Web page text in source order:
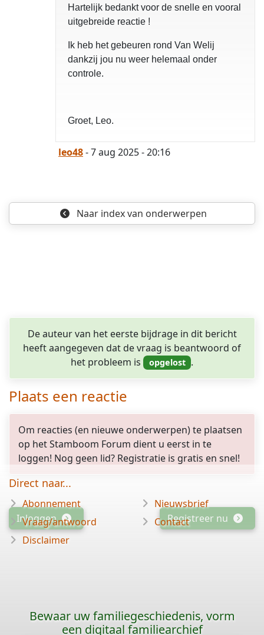
Hartelijk bedankt voor de snelle en vooral
uitgebreide reactie !
Ik heb het gebeuren rond Van Welij
dankzij jou nu weer helemaal onder
controle.
Groet, Leo.
leo48- 7 aug 2025 - 20:16
Naar indexvan onderwerpen
De auteur van het eerste bijdrage in dit bericht
heeft aangegeven dat de vraag is beantwoord of
het probleem is
.
Plaats een reactie
Om reacties (en nieuwe onderwerpen) te plaatsen
op het Stamboom Forum dient u eerst in te
loggen! Nog geen lid? Registratie is gratis en snel!
Inloggen Registreer nu
Direct naar...
Abonnement
Vraag/antwoord
Disclaimer
Nieuwsbrief
Contact
Bewaar uw familiegeschiedenis, vorm
een digitaal familiearchief